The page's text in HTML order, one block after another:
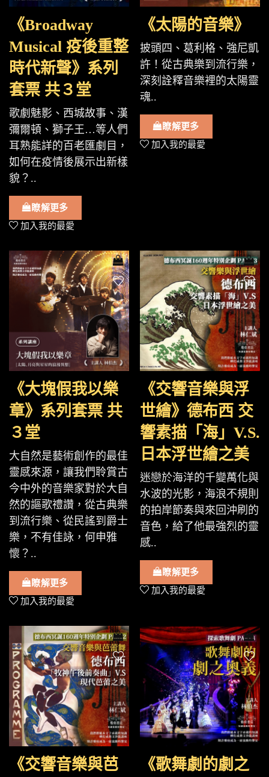
《Broadway
Musical 疫後重整
時代新聲》系列
套票 共３堂
歌劇魅影、西城故事、漢
彌爾頓、獅子王…等人們
耳熟能詳的百老匯劇目，
如何在疫情後展示出新樣
貌？..
瞭解更多
加入我的最愛
《太陽的音樂》
披頭四、葛利格、強尼凱
許！從古典樂到流行樂，
深刻詮釋音樂裡的太陽靈
魂..
瞭解更多
加入我的最愛
《大塊假我以樂
章》系列套票 共
３堂
大自然是藝術創作的最佳
靈感來源，讓我們聆賞古
今中外的音樂家對於大自
然的謳歌禮讚，從古典樂
到流行樂、從民謠到爵士
樂，不有佳詠，何申雅
懷？..
瞭解更多
加入我的最愛
《交響音樂與浮
世繪》德布西 交
響素描「海」V.S.
日本浮世繪之美
迷戀於海洋的千變萬化與
水波的光影，海浪不規則
的拍岸節奏與來回沖刷的
音色，給了他最強烈的靈
感..
瞭解更多
加入我的最愛
《交響音樂與芭 《歌舞劇的劇之